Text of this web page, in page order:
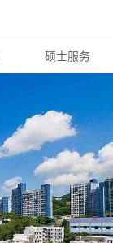
硕士服务